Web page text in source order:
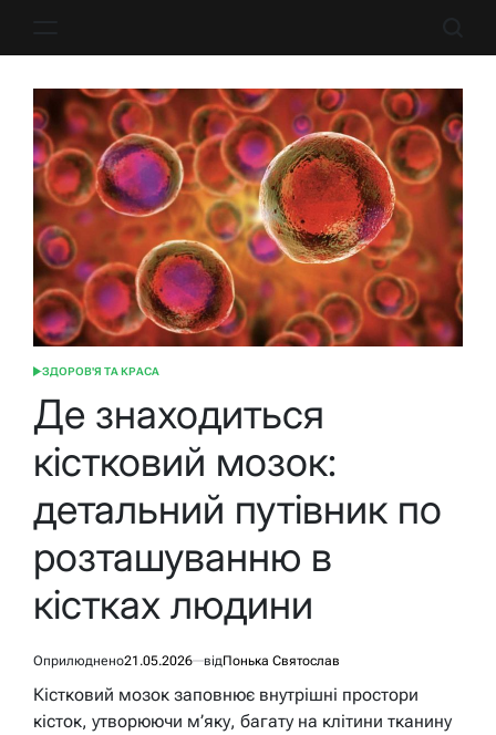
ОПУБЛІКУВАТИ
ЗДОРОВ'Я ТА КРАСА
Де знаходиться
кістковий мозок:
детальний путівник по
розташуванню в
кістках людини
Оприлюднено21.05.2026 відПонька Святослав
Кістковий мозок заповнює внутрішні простори
кісток, утворюючи м’яку, багату на клітини тканину